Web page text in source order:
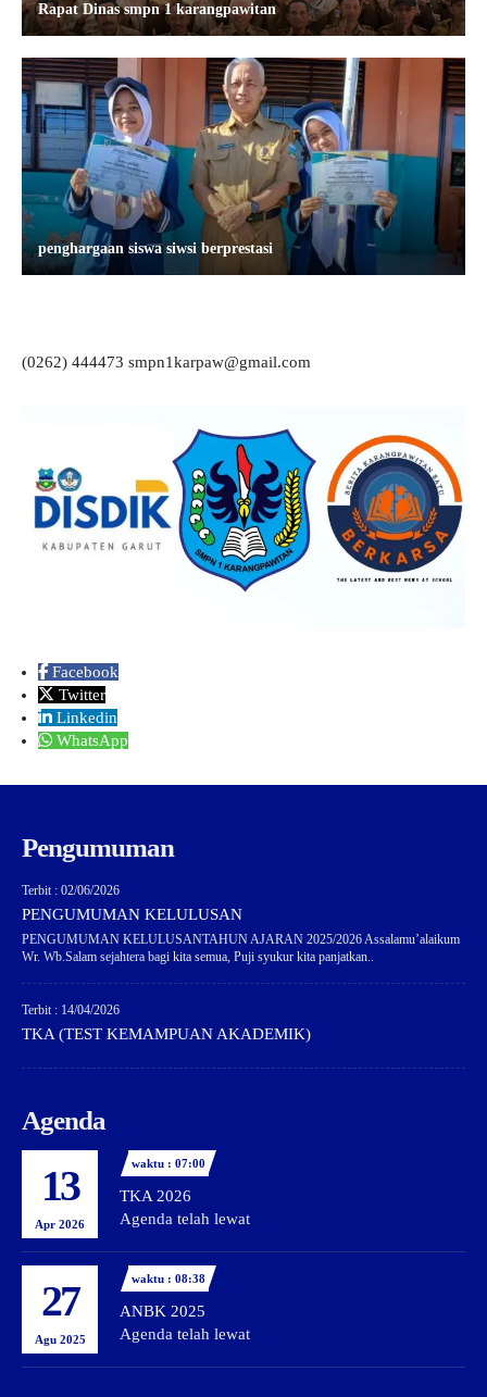
Rapat Dinas smpn 1 karangpawitan
penghargaan siswa siwsi berprestasi
(0262) 444473 smpn1karpaw@gmail.com
Facebook
Twitter
Linkedin
WhatsApp
Pengumuman
Terbit : 02/06/2026
PENGUMUMAN KELULUSAN
PENGUMUMAN KELULUSANTAHUN AJARAN 2025/2026 Assalamu’alaikum
Wr. Wb.Salam sejahtera bagi kita semua, Puji syukur kita panjatkan..
Terbit : 14/04/2026
TKA (TEST KEMAMPUAN AKADEMIK)
Agenda
13
Apr 2026
waktu : 07:00
TKA 2026
Agenda telah lewat
27
Agu 2025
waktu : 08:38
ANBK 2025
Agenda telah lewat